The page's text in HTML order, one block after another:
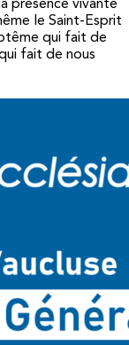
présence vivante
le Saint-Esprit
qui fait de
fait de nous